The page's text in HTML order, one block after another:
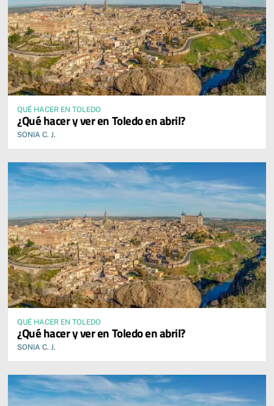
QUÉ HACER EN TOLEDO
¿Qué hacer y ver en Toledo en abril?
SONIA C. J.
QUÉ HACER EN TOLEDO
¿Qué hacer y ver en Toledo en abril?
SONIA C. J.